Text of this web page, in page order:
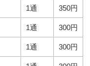
1通 350円
1通 300円
1通 300円